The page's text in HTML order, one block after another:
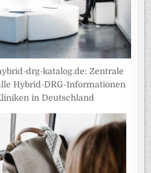
drg-katalog.de: Zentrale
Hybrid-DRG-Informationen
in Deutschland